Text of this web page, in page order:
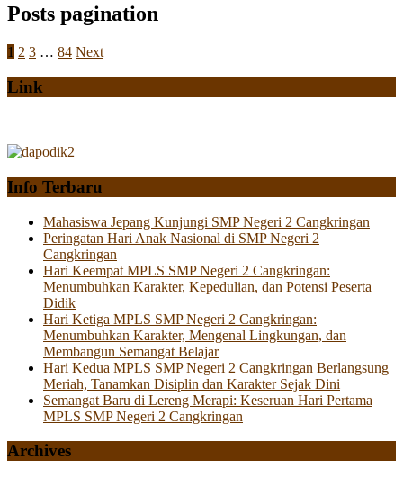
Posts pagination
1 2 3 … 84 Next
Link
Info Terbaru
Mahasiswa Jepang Kunjungi SMP Negeri 2 Cangkringan
Peringatan Hari Anak Nasional di SMP Negeri 2
Cangkringan
Hari Keempat MPLS SMP Negeri 2 Cangkringan:
Menumbuhkan Karakter, Kepedulian, dan Potensi Peserta
Didik
Hari Ketiga MPLS SMP Negeri 2 Cangkringan:
Menumbuhkan Karakter, Mengenal Lingkungan, dan
Membangun Semangat Belajar
Hari Kedua MPLS SMP Negeri 2 Cangkringan Berlangsung
Meriah, Tanamkan Disiplin dan Karakter Sejak Dini
Semangat Baru di Lereng Merapi: Keseruan Hari Pertama
MPLS SMP Negeri 2 Cangkringan
Archives